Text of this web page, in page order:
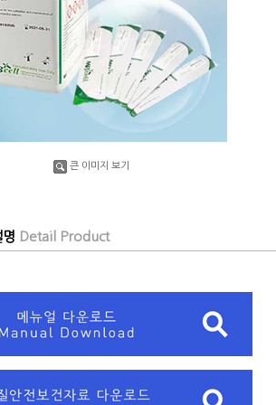
큰 이미지 보기
Detail Product